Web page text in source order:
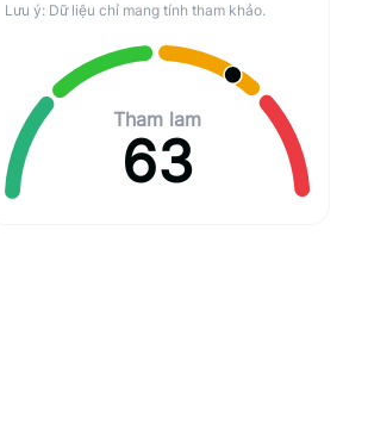
Lưu ý: Dữ liệu chỉ mang tính tham khảo.
Tham lam
63